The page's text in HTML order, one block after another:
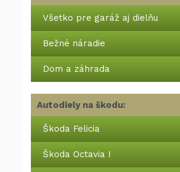
Všetko pre garáž aj dielňu
Bežné náradie
Dom a záhrada
Autodiely na škodu:
Škoda Felicia
Škoda Octavia I